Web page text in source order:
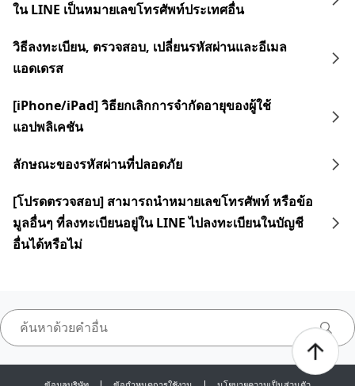
ใน LINE เป็นหมายเลขโทรศัพท์ประเทศอื่น
วิธีลงทะเบียน, ตรวจสอบ, เปลี่ยนรหัสผ่านและอีเมล
แอดเดรส
[iPhone/iPad] วิธียกเลิกการจำกัดอายุของผู้ใช้
แอปพลิเคชัน
ลักษณะของรหัสผ่านที่ปลอดภัย
[โปรดตรวจสอบ] สามารถนำหมายเลขโทรศัพท์ หรือข้อ
มูลอื่นๆ ที่ลงทะเบียนอยู่ใน LINE ไปลงทะเบียนในบัญชี
อื่นได้หรือไม่